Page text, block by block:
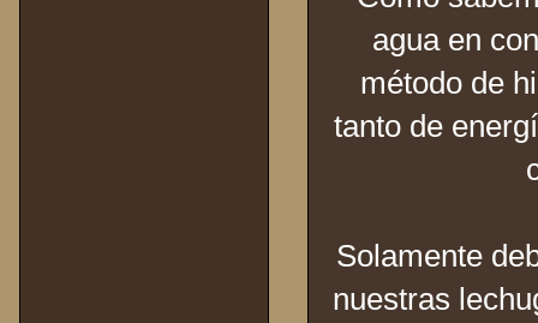
agua en
método de
tanto de
Solamente
nuestras